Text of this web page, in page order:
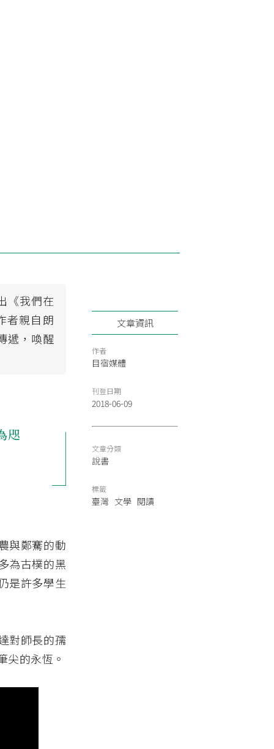
《我們在
者親自朗
遞，喚醒
咫
與鄭騫的動
為古樸的黑
是許多學生
對師長的孺
尖的永恆。
文章資訊
作者
目宿媒體
刊登日期
2018-06-09
文章分類
說書
標籤
臺灣 文學 閱讀